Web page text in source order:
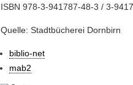
ISBN 978-3-941787-48-3 / 3-
Quelle: Stadtbücherei Dornbirn
biblio-net
mab2